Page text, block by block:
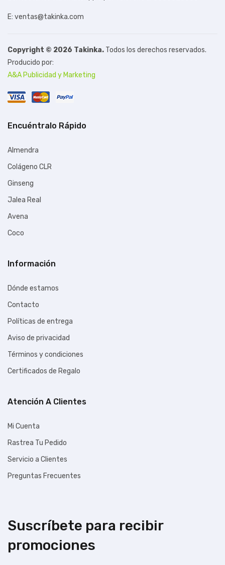
E: ventas@takinka.com
Copyright © 2026 Takinka. Todos los derechos reservados.
Producido por:
A&A Publicidad y Marketing
Encuéntralo Rápido
Almendra
Colágeno CLR
Ginseng
Jalea Real
Avena
Coco
Información
Dónde estamos
Contacto
Políticas de entrega
Aviso de privacidad
Términos y condiciones
Certificados de Regalo
Atención A Clientes
Mi Cuenta
Rastrea Tu Pedido
Servicio a Clientes
Preguntas Frecuentes
Suscríbete para recibir
promociones